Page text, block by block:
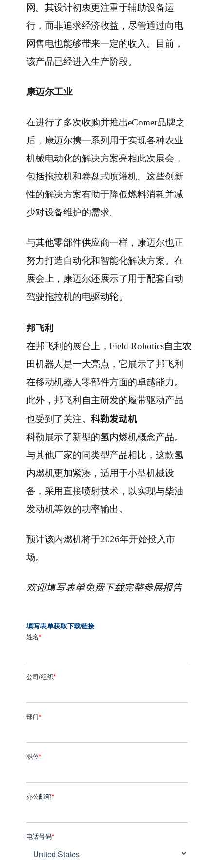
网。其设计初衷更注重于辅助设备运
行，而非追求经济收益，尽管通过向电
网售电也能够带来一定的收入。目前，
该产品已经进入生产阶段。
康迈尔工业
在进行了多次收购并推出eComer品牌之
后，康迈尔携一系列用于实现各种农业
机械电动化的解决方案亮相此次展会，
包括拖拉机和卷盘式喷灌机。这些创新
性的解决方案有助于降低燃料消耗并减
少对设备维护的需求。
与其他零部件供应商一样，康迈尔也正
努力打造自动化和智能化解决方案。在
展会上，康迈尔还展示了用于配套自动
驾驶拖拉机的电驱动轮。
邦飞利
在邦飞利的展台上，Field Robotics自主农
田机器人是一大亮点，它展示了邦飞利
在移动机器人零部件方面的卓越能力。
此外，邦飞利自主研发的履带驱动产品
也受到了关注。 科勒发动机
科勒展示了新型的氢内燃机概念产品。
与其他厂家的同类型产品相比，这款氢
内燃机更加紧凑，适用于小型机械设
备，采用直接喷射技术，以实现与柴油
发动机等效的功率输出。
预计该内燃机将于2026年开始投入市
场。
欢迎填写表单免费下载完整参展报告